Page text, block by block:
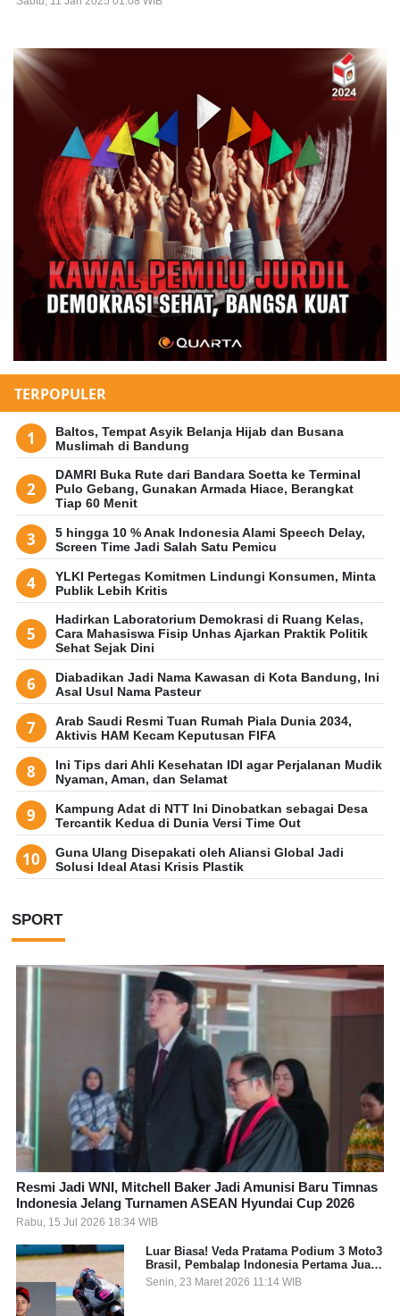
TERPOPULER
Baltos, Tempat Asyik Belanja Hijab dan Busana
Muslimah di Bandung
DAMRI Buka Rute dari Bandara Soetta ke Terminal
Pulo Gebang, Gunakan Armada Hiace, Berangkat
Tiap 60 Menit
5 hingga 10 % Anak Indonesia Alami Speech Delay,
Screen Time Jadi Salah Satu Pemicu
YLKI Pertegas Komitmen Lindungi Konsumen, Minta
Publik Lebih Kritis
Hadirkan Laboratorium Demokrasi di Ruang Kelas,
Cara Mahasiswa Fisip Unhas Ajarkan Praktik Politik
Sehat Sejak Dini
Diabadikan Jadi Nama Kawasan di Kota Bandung, Ini
Asal Usul Nama Pasteur
Arab Saudi Resmi Tuan Rumah Piala Dunia 2034,
Aktivis HAM Kecam Keputusan FIFA
Ini Tips dari Ahli Kesehatan IDI agar Perjalanan Mudik
Nyaman, Aman, dan Selamat
Kampung Adat di NTT Ini Dinobatkan sebagai Desa
Tercantik Kedua di Dunia Versi Time Out
Guna Ulang Disepakati oleh Aliansi Global Jadi
Solusi Ideal Atasi Krisis Plastik
SPORT
Resmi Jadi WNI, Mitchell Baker Jadi Amunisi Baru Timnas
Indonesia Jelang Turnamen ASEAN Hyundai Cup 2026
Rabu, 15 Jul 2026 18:34 WIB
Luar Biasa! Veda Pratama Podium 3 Moto3
Brasil, Pembalap Indonesia Pertama Juara
Grand Prix
Senin, 23 Maret 2026 11:14 WIB